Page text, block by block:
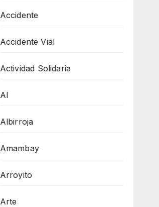
Accidente
Accidente Vial
Actividad Solidaria
AI
Albirroja
Amambay
Arroyito
Arte